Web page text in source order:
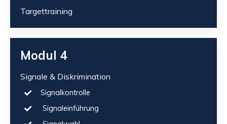
Targettraining
Modul 4
Signale & Diskrimination
Signalkontrolle
Signaleinführung